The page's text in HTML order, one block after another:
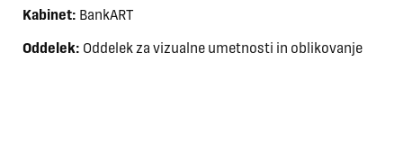
Kabinet: BankART
Oddelek: Oddelek za vizualne umetnosti in oblikovanje